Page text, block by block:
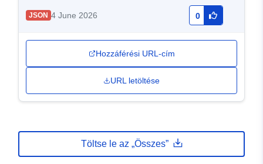
JSON 4 June 2026 0
Hozzáférési URL-cím
URL letöltése
Töltse le az „Összes”